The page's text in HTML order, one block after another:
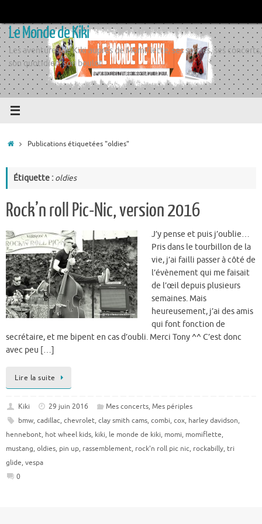
contenu
Le Monde de Kiki
Les aventures de Kiki auprès de Momiflette, ses sorties, ses concerts,
son quotidien, son boulot
AccueilPublications étiquetées "oldies"
Étiquette : oldies
Rock’n roll Pic-Nic, version 2016
J’y pense et puis j’oublie…
Pris dans le tourbillon de la
vie, j’ai failli passer à côté de
l’évènement qui me faisait
de l’œil depuis plusieurs
semaines. Mais
heureusement, j’ai des amis
qui font fonction de
secrétaire, et me bipent en cas d’oubli. Merci Tony ^^ C’est donc
avec peu […]
Lire la suite
Kiki 29 juin 2016 Mes concerts, Mes périples
bmw, cadillac, chevrolet, clay smith cams, combi, cox, harley davidson,
hennebont, hot wheel kids, kiki, le monde de kiki, momi, momiflette,
mustang, oldies, pin up, rassemblement, rock'n roll pic nic, rockabilly, tri
glide, vespa
0